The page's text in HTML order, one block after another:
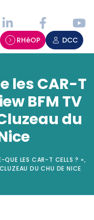
RHéOP DCC
les CAR-T
BFM TV
du
QUE LES CAR-T CELLS ? »,
DU CHU DE NICE